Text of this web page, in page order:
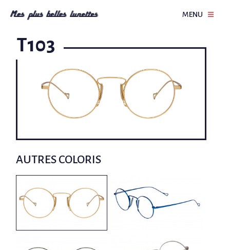
MENU
AUTRES COLORIS
T103